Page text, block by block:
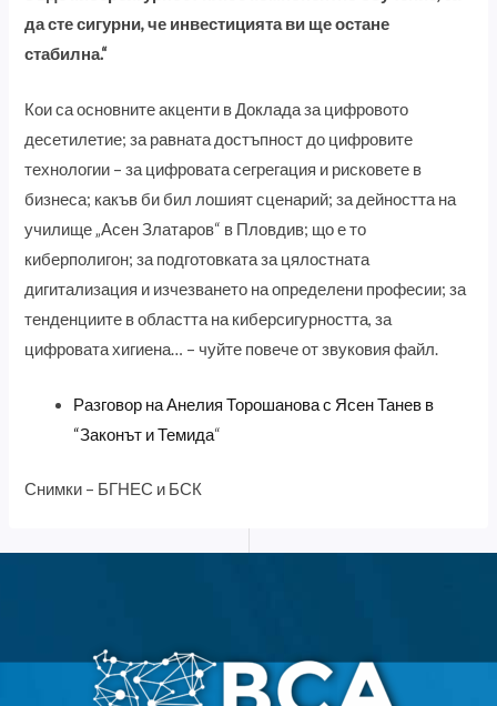
да сте сигурни, че инвестицията ви ще остане
стабилна.“
Кои са основните акценти в Доклада за цифровото
десетилетие; за равната достъпност до цифровите
технологии – за цифровата сегрегация и рисковете в
бизнеса; какъв би бил лошият сценарий; за дейността на
училище „Асен Златаров“ в Пловдив; що е то
киберполигон; за подготовката за цялостната
дигитализация и изчезването на определени професии; за
тенденциите в областта на киберсигурността, за
цифровата хигиена… – чуйте повече от звуковия файл.
Разговор на Анелия Торошанова с Ясен Танев в
“Законът и Темида“
Снимки – БГНЕС и БСК